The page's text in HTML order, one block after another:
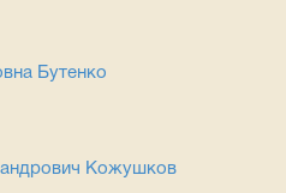
Бутенко
Кожушков